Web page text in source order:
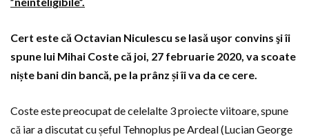
Cert este că Octavian Niculescu se lasă uşor convins şi îi
spune lui Mihai Coste că joi, 27 februarie 2020, va scoate
niște bani din bancă, pe la prânz și îi va da ce cere.
Coste este preocupat de celelalte 3 proiecte viitoare, spune
că iar a discutat cu șeful Tehnoplus pe Ardeal (Lucian George